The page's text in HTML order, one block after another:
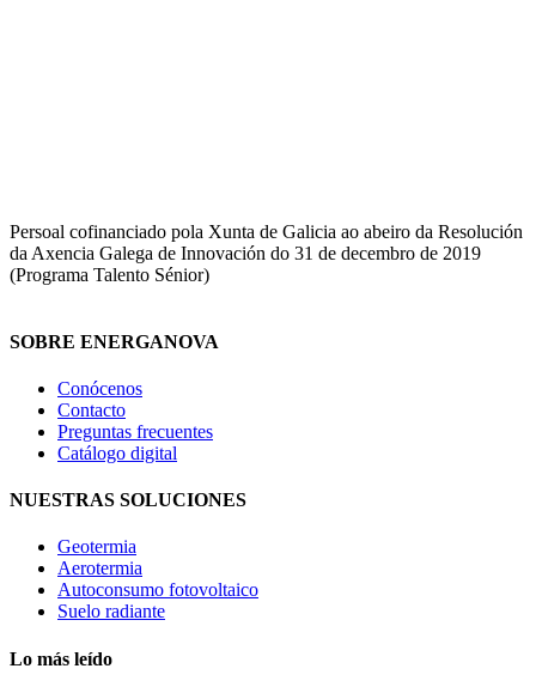
Persoal cofinanciado pola Xunta de Galicia ao abeiro da Resolución
da Axencia Galega de Innovación do 31 de decembro de 2019
(Programa Talento Sénior)
SOBRE ENERGANOVA
Conócenos
Contacto
Preguntas frecuentes
Catálogo digital
NUESTRAS SOLUCIONES
Geotermia
Aerotermia
Autoconsumo fotovoltaico
Suelo radiante
Lo más leído